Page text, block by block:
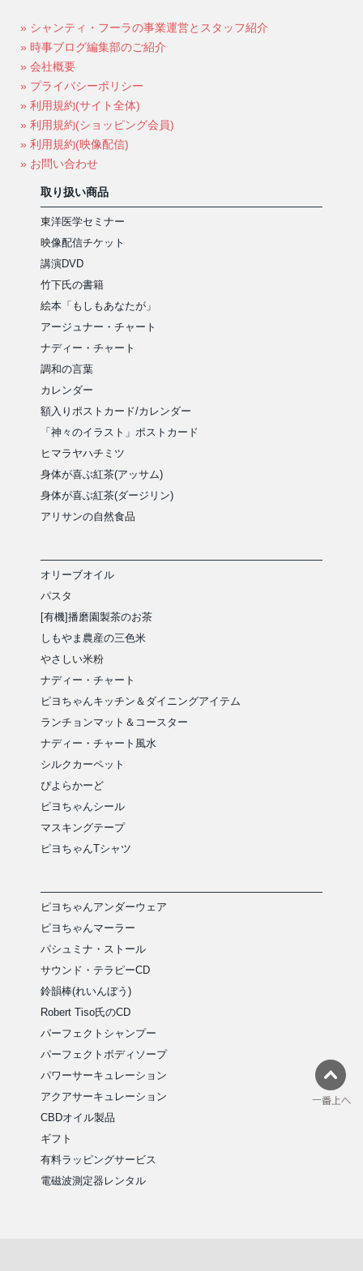
» シャンティ・フーラの事業運営とスタッフ紹介
» 時事ブログ編集部のご紹介
» 会社概要
» プライバシーポリシー
» 利用規約(サイト全体)
» 利用規約(ショッピング会員)
» 利用規約(映像配信)
» お問い合わせ
取り扱い商品
東洋医学セミナー
映像配信チケット
講演DVD
竹下氏の書籍
絵本「もしもあなたが」
アージュナー・チャート
ナディー・チャート
調和の言葉
カレンダー
額入りポストカード/カレンダー
「神々のイラスト」ポストカード
ヒマラヤハチミツ
身体が喜ぶ紅茶(アッサム)
身体が喜ぶ紅茶(ダージリン)
アリサンの自然食品
オリーブオイル
パスタ
[有機]播磨園製茶のお茶
しもやま農産の三色米
やさしい米粉
ナディー・チャート
ピヨちゃんキッチン＆ダイニングアイテム
ランチョンマット＆コースター
ナディー・チャート風水
シルクカーペット
ぴよらかーど
ピヨちゃんシール
マスキングテープ
ピヨちゃんTシャツ
ピヨちゃんアンダーウェア
ピヨちゃんマーラー
パシュミナ・ストール
サウンド・テラピーCD
鈴韻棒(れいんぼう)
Robert Tiso氏のCD
パーフェクトシャンプー
パーフェクトボディソープ
パワーサーキュレーション
アクアサーキュレーション
CBDオイル製品
ギフト
有料ラッピングサービス
電磁波測定器レンタル